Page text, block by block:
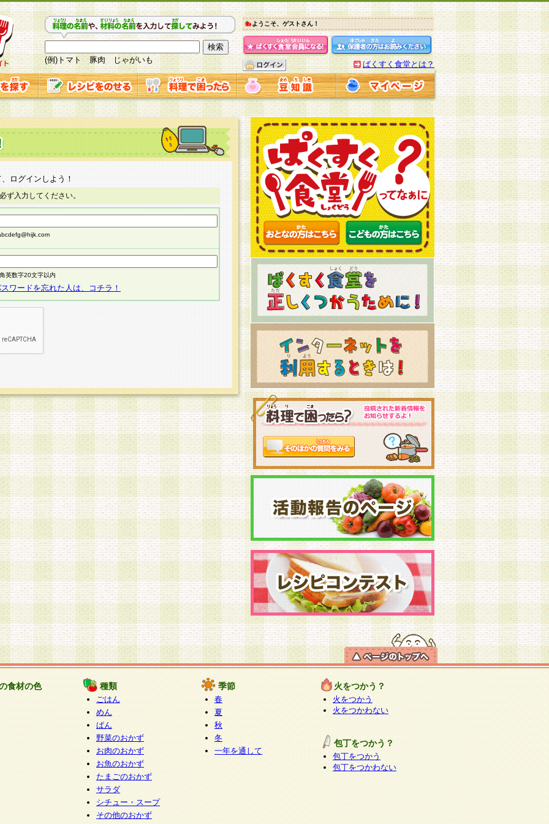
(例)トマト 豚肉 じゃがいも
ようこそ、ゲストさん！
ぱくすく食堂とは？
ログインしよう！
ず入力してください。
英数字20文字以内
ワードを忘れた人は、コチラ！
食材の色 種類
ごはん
めん
ぱん
野菜のおかず
お肉のおかず
お魚のおかず
たまごのおかず
サラダ
シチュー・スープ
その他のおかず
季節
春
夏
秋
冬
一年を通して
火をつかう？
火をつかう
火をつかわない
包丁をつかう？
包丁をつかう
包丁をつかわない